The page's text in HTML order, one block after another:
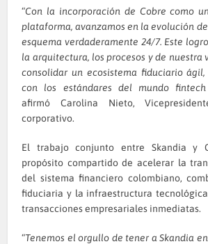
“Con la incorporación de Cobre como
plataforma, avanzamos en la evolución
esquema verdaderamente 24/7. Este
la arquitectura, los procesos y de nuestra
consolidar un ecosistema fiduciario
con los estándares del mundo
afirmó Carolina Nieto,
corporativo.
El trabajo conjunto entre Skandia y
propósito compartido de acelerar la
del sistema financiero colombiano,
fiduciaria y la infraestructura
transacciones empresariales inmediatas.
“Tenemos el orgullo de tener a Skandia